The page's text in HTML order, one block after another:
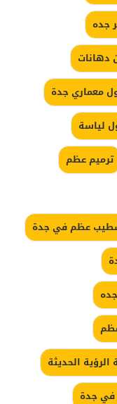
جده
دهانات
معماري جدة
لياسة
ترميم عظم
عظم في جدة
الحديثة
في جدة